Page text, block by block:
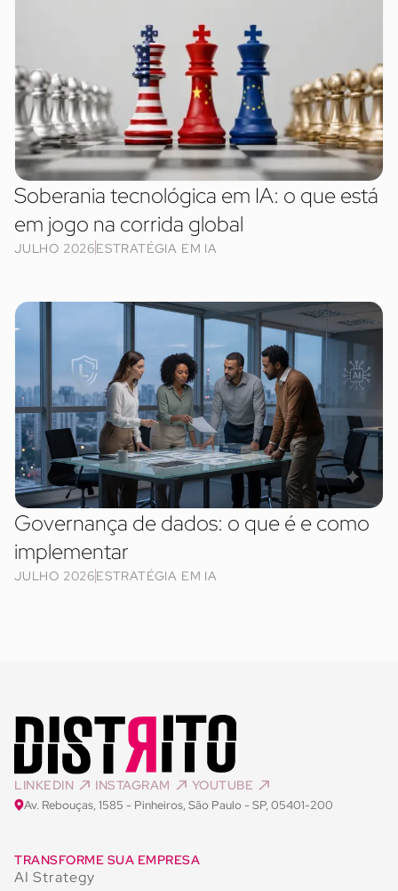
Soberania tecnológica em IA: o que está
em jogo na corrida global
JULHO 2026ESTRATÉGIA EM IA
Governança de dados: o que é e como
implementar
JULHO 2026ESTRATÉGIA EM IA
LINKEDIN INSTAGRAM YOUTUBE
Av. Rebouças, 1585 - Pinheiros, São Paulo - SP, 05401-200
TRANSFORME SUA EMPRESA
AI Strategy